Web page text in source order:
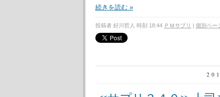
続きを読む »
投稿者 好川哲人 時刻 18:44 ＰＭサプリ | 個別ペー